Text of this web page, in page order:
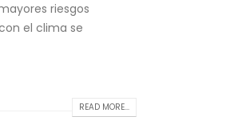
riesgos
el clima se
READ MORE...